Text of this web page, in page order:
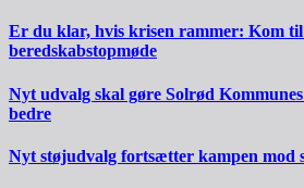
Er du klar, hvis krisen rammer: Kom
beredskabstopmøde
Nyt udvalg skal gøre Solrød
bedre
Nyt støjudvalg fortsætter kampen mod